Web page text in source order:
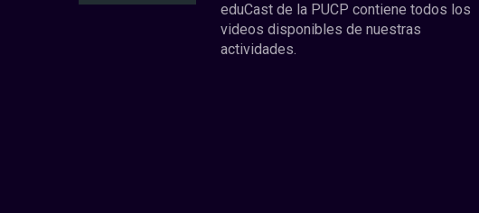
eduCast de la PUCP contiene todos los
videos disponibles de nuestras
actividades.